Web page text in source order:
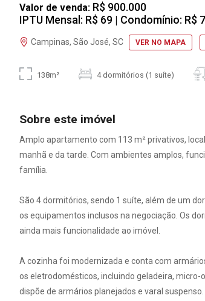
Valor de venda: R$ 900.000
IPTU Mensal: R$ 69 | Condomínio: R$
Campinas, São José, SC VER NO MAPA
138m² 4 dormitórios (1 suíte)
Sobre este imóvel
Amplo apartamento com 113 m² privativos,
manhã e da tarde. Com ambientes amplos,
família.
São 4 dormitórios, sendo 1 suíte, além de um
os equipamentos inclusos na negociação. Os
ainda mais funcionalidade ao imóvel.
A cozinha foi modernizada e conta com
os eletrodomésticos, incluindo geladeira,
dispõe de armários planejados e varal suspenso.